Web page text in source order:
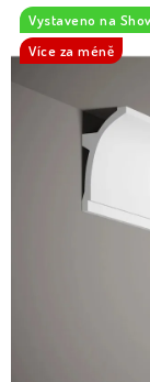
LIŠTY A
NÁSTĚNNÉ PANELY
SKRYTÉ ZÁRUBNĚ
STAVEBNÍ POUZDRA
Vystaveno na
Více za méně